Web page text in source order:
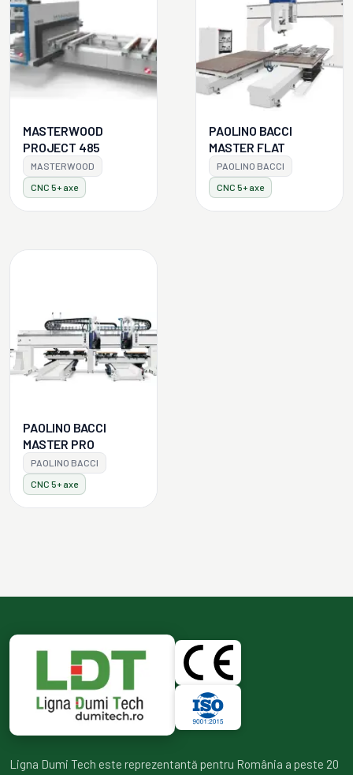
MASTERWOOD
PROJECT 485
MASTERWOOD
CNC 5+ axe
PAOLINO BACCI
MASTER FLAT
PAOLINO BACCI
CNC 5+ axe
PAOLINO BACCI
MASTER PRO
PAOLINO BACCI
CNC 5+ axe
Ligna Dumi Tech este reprezentantă pentru România a peste 20